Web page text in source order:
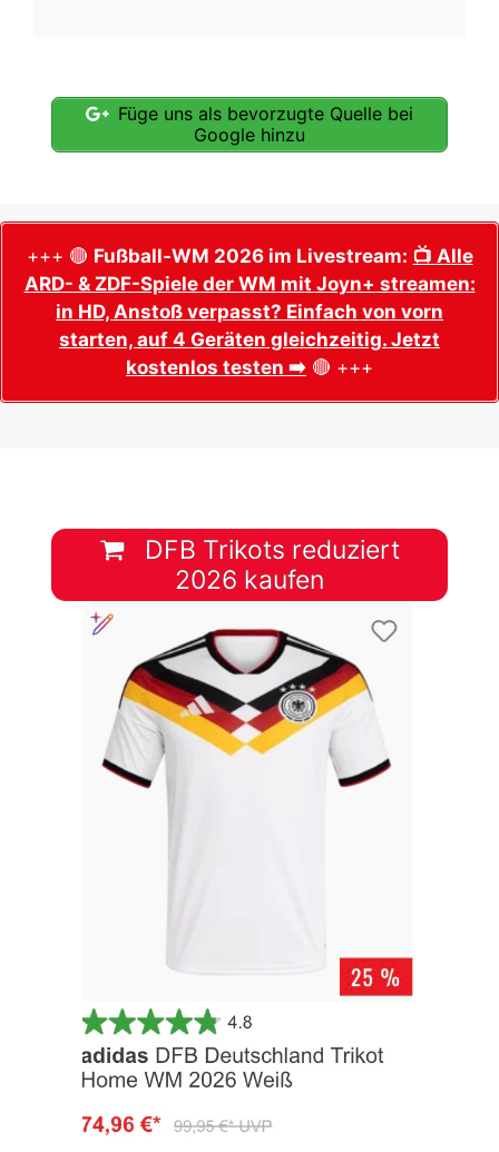
Füge uns als bevorzugte Quelle bei
Google hinzu
+++ 🔴 Fußball-WM 2026 im Livestream: 📺 Alle
ARD- & ZDF-Spiele der WM mit Joyn+ streamen:
in HD, Anstoß verpasst? Einfach von vorn
starten, auf 4 Geräten gleichzeitig. Jetzt
kostenlos testen ➡️ 🔴 +++
DFB Trikots reduziert
2026 kaufen